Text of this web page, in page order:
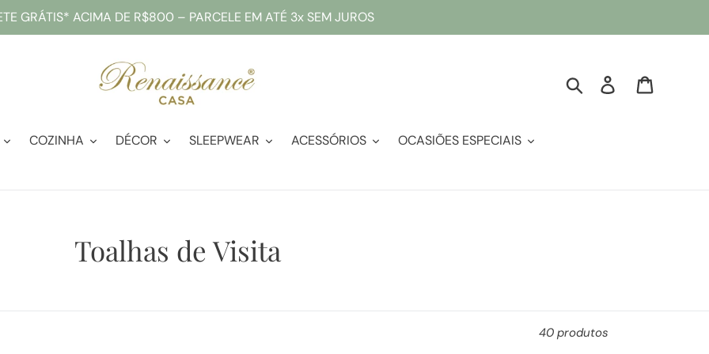
GRÁTIS* ACIMA DE R$800 – PARCELE EM ATÉ 3x SEM JUROS
Pesquisar
Entrar
COZINHA DÉCOR SLEEPWEAR ACESSÓRIOS OCASIÕES ESPECIAIS
C
Toalhas de Visita
40 produtos